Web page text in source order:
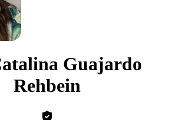
Guajardo
Rehbein